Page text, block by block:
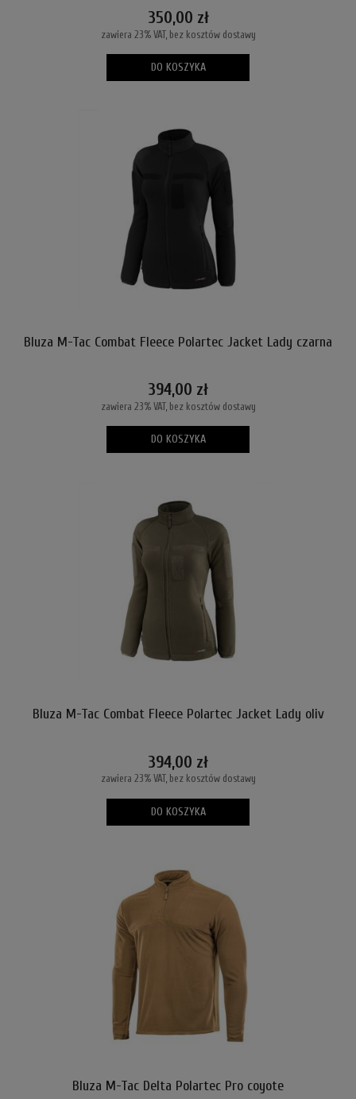
350,00 zł
zawiera 23% VAT, bez kosztów dostawy
DO KOSZYKA
Bluza M-Tac Combat Fleece Polartec Jacket Lady czarna
394,00 zł
zawiera 23% VAT, bez kosztów dostawy
DO KOSZYKA
Bluza M-Tac Combat Fleece Polartec Jacket Lady oliv
394,00 zł
zawiera 23% VAT, bez kosztów dostawy
DO KOSZYKA
Bluza M-Tac Delta Polartec Pro coyote